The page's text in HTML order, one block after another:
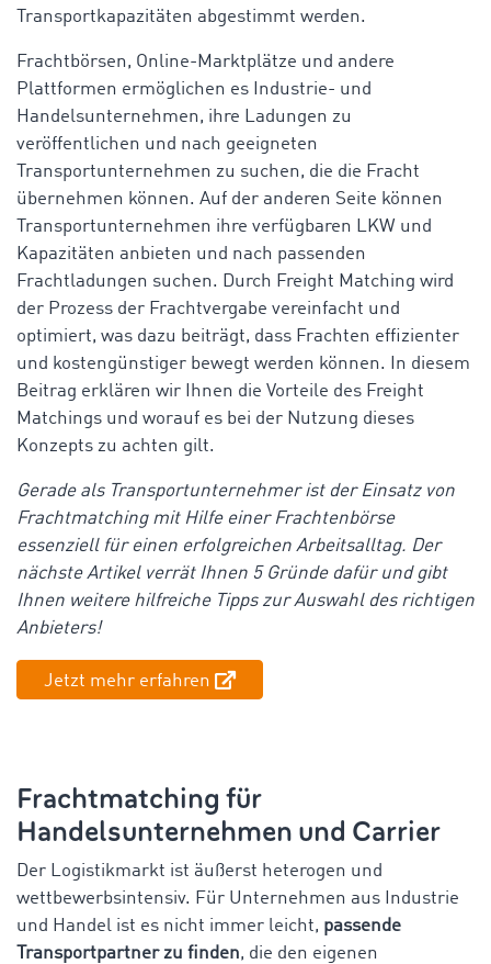
Transportkapazitäten abgestimmt werden.
Frachtbörsen, Online-Marktplätze und andere
Plattformen ermöglichen es Industrie- und
Handelsunternehmen, ihre Ladungen zu
veröffentlichen und nach geeigneten
Transportunternehmen zu suchen, die die Fracht
übernehmen können. Auf der anderen Seite können
Transportunternehmen ihre verfügbaren LKW und
Kapazitäten anbieten und nach passenden
Frachtladungen suchen. Durch Freight Matching wird
der Prozess der Frachtvergabe vereinfacht und
optimiert, was dazu beiträgt, dass Frachten effizienter
und kostengünstiger bewegt werden können. In diesem
Beitrag erklären wir Ihnen die Vorteile des Freight
Matchings und worauf es bei der Nutzung dieses
Konzepts zu achten gilt.
Gerade als Transportunternehmer ist der Einsatz von
Frachtmatching mit Hilfe einer Frachtenbörse
essenziell für einen erfolgreichen Arbeitsalltag. Der
nächste Artikel verrät Ihnen 5 Gründe dafür und gibt
Ihnen weitere hilfreiche Tipps zur Auswahl des richtigen
Anbieters!
Jetzt mehr erfahren
Frachtmatching für
Handelsunternehmen und Carrier
Der Logistikmarkt ist äußerst heterogen und
wettbewerbsintensiv. Für Unternehmen aus Industrie
und Handel ist es nicht immer leicht, passende
Transportpartner zu finden, die den eigenen